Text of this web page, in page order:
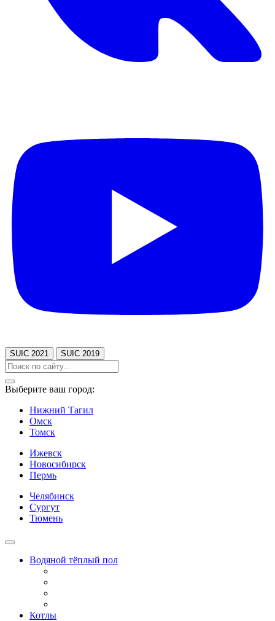
SUIC 2021 SUIC 2019
Выберите ваш город:
Нижний Тагил
Омск
Томск
Ижевск
Новосибирск
Пермь
Челябинск
Сургут
Тюмень
Водяной тёплый пол
Котлы